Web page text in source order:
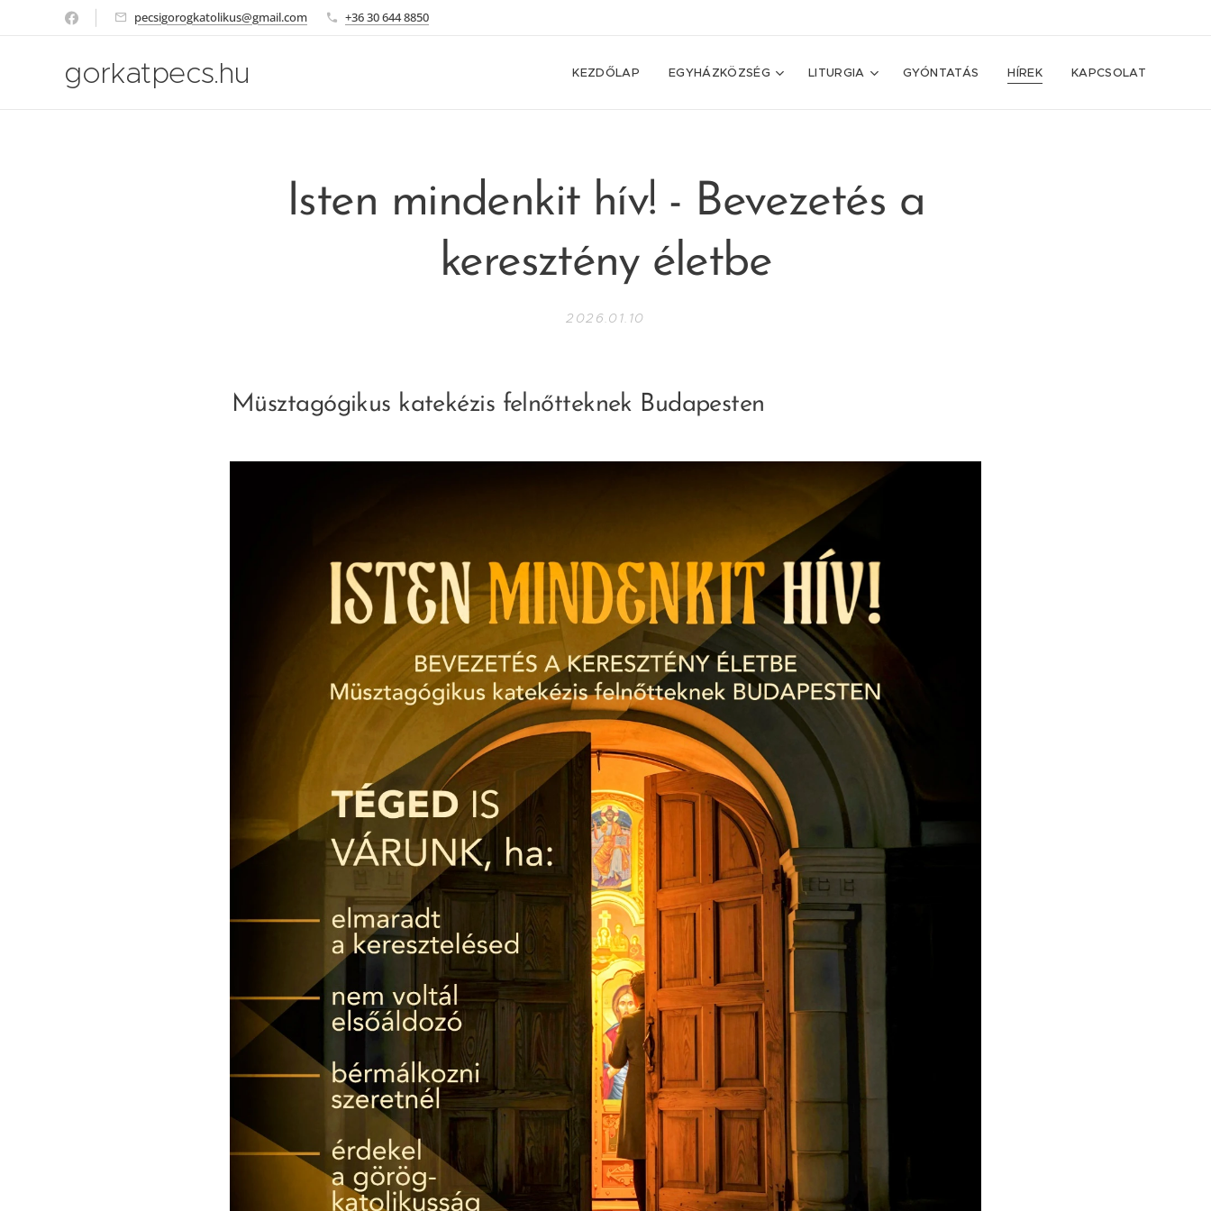
pecsigorogkatolikus@gmail.com +36 30 644 8850
gorkatpecs.hu KEZDŐLAP EGYHÁZKÖZSÉG LITURGIA GYÓNTATÁS HÍREK KAPCSOLAT
Isten mindenkit hív! - Bevezetés a
keresztény életbe
2026.01.10
Müsztagógikus katekézis felnőtteknek Budapesten